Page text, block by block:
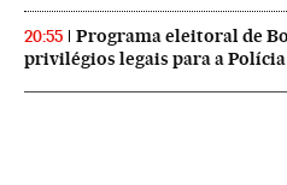
20:55
Programa eleitoral de
privilégios legais para a Polícia